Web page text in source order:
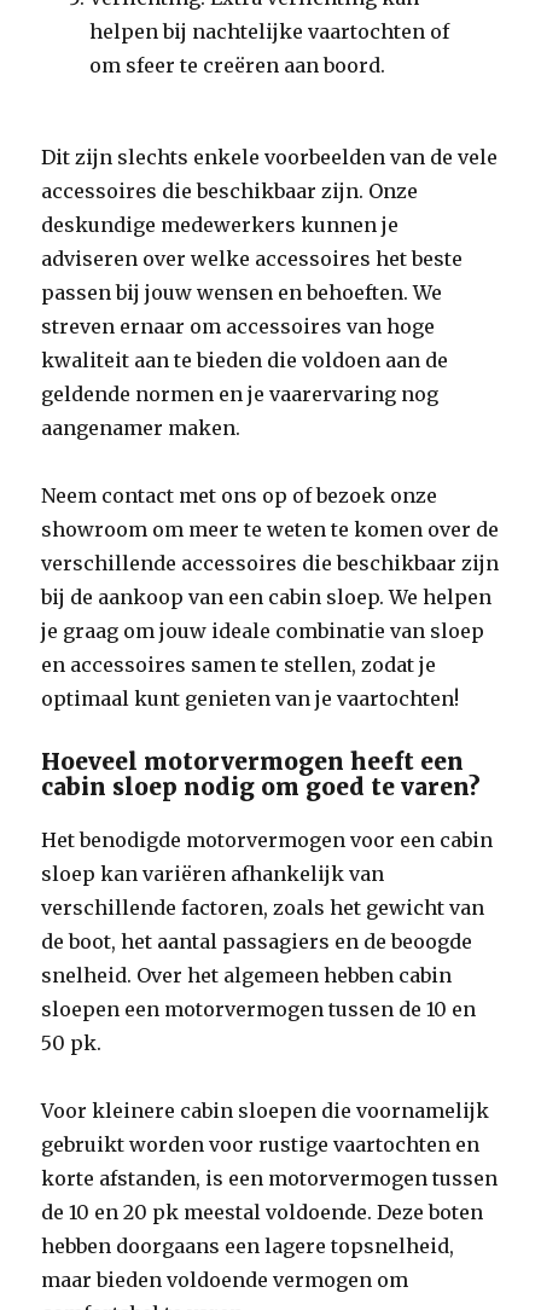
helpen bij nachtelijke vaartochten of
om sfeer te creëren aan boord.
Dit zijn slechts enkele voorbeelden van de vele
accessoires die beschikbaar zijn. Onze
deskundige medewerkers kunnen je
adviseren over welke accessoires het beste
passen bij jouw wensen en behoeften. We
streven ernaar om accessoires van hoge
kwaliteit aan te bieden die voldoen aan de
geldende normen en je vaarervaring nog
aangenamer maken.
Neem contact met ons op of bezoek onze
showroom om meer te weten te komen over de
verschillende accessoires die beschikbaar zijn
bij de aankoop van een cabin sloep. We helpen
je graag om jouw ideale combinatie van sloep
en accessoires samen te stellen, zodat je
optimaal kunt genieten van je vaartochten!
Hoeveel motorvermogen heeft een
cabin sloep nodig om goed te varen?
Het benodigde motorvermogen voor een cabin
sloep kan variëren afhankelijk van
verschillende factoren, zoals het gewicht van
de boot, het aantal passagiers en de beoogde
snelheid. Over het algemeen hebben cabin
sloepen een motorvermogen tussen de 10 en
50 pk.
Voor kleinere cabin sloepen die voornamelijk
gebruikt worden voor rustige vaartochten en
korte afstanden, is een motorvermogen tussen
de 10 en 20 pk meestal voldoende. Deze boten
hebben doorgaans een lagere topsnelheid,
maar bieden voldoende vermogen om